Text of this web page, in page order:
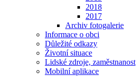
2018
2017
Archiv fotogalerie
Informace o obci
Důležité odkazy
Životní situace
Lidské zdroje, zaměstnanost
Mobilní aplikace